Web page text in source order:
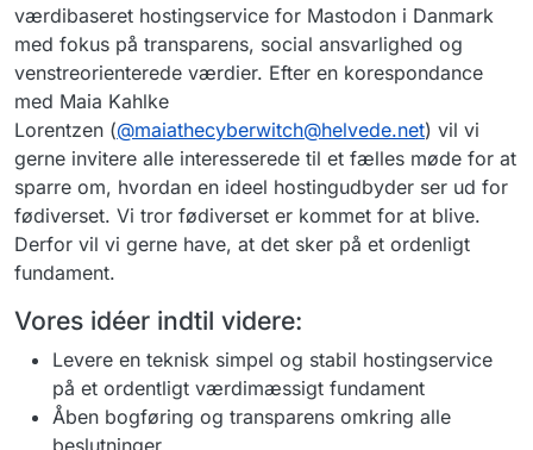
værdibaseret hostingservice for Mastodon i Danmark
med fokus på transparens, social ansvarlighed og
venstreorienterede værdier. Efter en korespondance
med Maia Kahlke
Lorentzen (@maiathecyberwitch@helvede.net) vil vi
gerne invitere alle interesserede til et fælles møde for at
sparre om, hvordan en ideel hostingudbyder ser ud for
fødiverset. Vi tror fødiverset er kommet for at blive.
Derfor vil vi gerne have, at det sker på et ordenligt
fundament.
Vores idéer indtil videre:
Levere en teknisk simpel og stabil hostingservice
på et ordentligt værdimæssigt fundament
Åben bogføring og transparens omkring alle
beslutninger